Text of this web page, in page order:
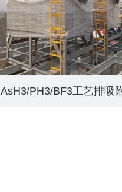
AsH3/PH3/BF3工艺排吸